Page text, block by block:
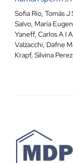
Sofia Río, Tomás J
Salvo, María
Yaneff, Carlos A I
Valzacchi, Dafne
Krapf, Silvina